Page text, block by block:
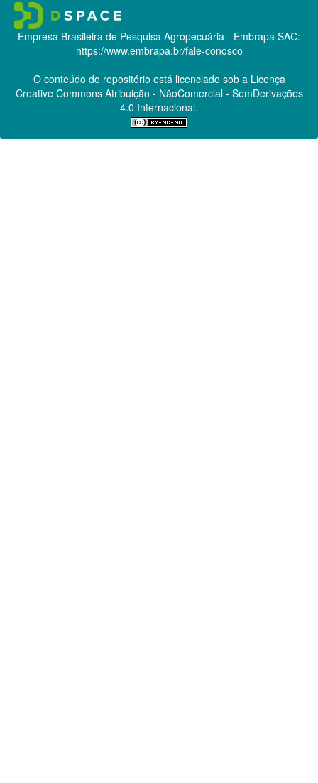
Empresa Brasileira de Pesquisa Agropecuária - Embrapa SAC:
https://www.embrapa.br/fale-conosco
O conteúdo do repositório está licenciado sob a Licença
Creative CommonsAtribuição - NãoComercial - SemDerivações
4.0 Internacional.